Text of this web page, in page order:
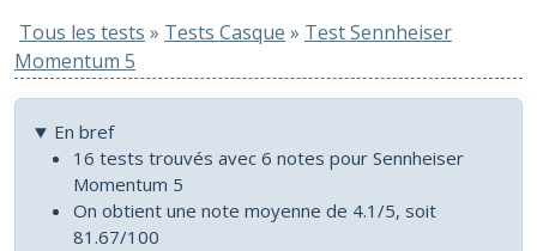
Tous les tests » Tests Casque » Test Sennheiser
Momentum 5
En bref
16 tests trouvés avec 6 notes pour Sennheiser
Momentum 5
On obtient une note moyenne de 4.1/5, soit
81.67/100